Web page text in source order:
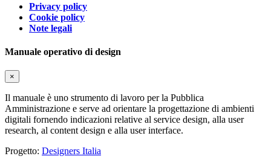
Privacy policy
Cookie policy
Note legali
Manuale operativo di design
×
Il manuale è uno strumento di lavoro per la Pubblica
Amministrazione e serve ad orientare la progettazione di ambienti
digitali fornendo indicazioni relative al service design, alla user
research, al content design e alla user interface.
Progetto: Designers Italia